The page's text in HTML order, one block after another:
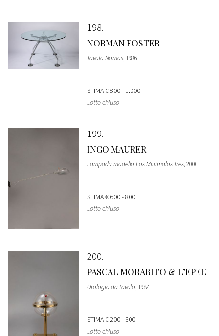
198
NORMAN FOSTER
Tavolo Nomos, 1986
STIMA€ 800 - 1.000
Lotto chiuso
199
INGO MAURER
Lampada modello Los Minimalos Tres, 2000
STIMA€ 600 - 800
Lotto chiuso
200
PASCAL MORABITO & L’EPEE
Orologio da tavolo, 1984
STIMA€ 200 - 300
Lotto chiuso